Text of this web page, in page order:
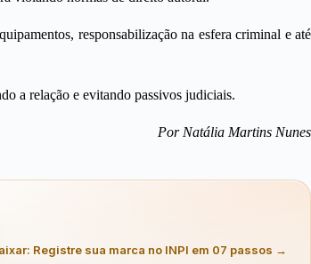
responsabilização na esfera criminal e até
a relação e evitando passivos judiciais.
Por Natália Martins Nunes
Registre sua marca no INPI em 07 passos →